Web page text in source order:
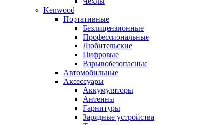
Kenwood
Портативные
Безлицензионные
Профессиональные
Любительские
Цифровые
Взрывобезопасные
Автомобильные
Аксессуары
Аккумуляторы
Антенны
Гарнитуры
Зарядные устройства